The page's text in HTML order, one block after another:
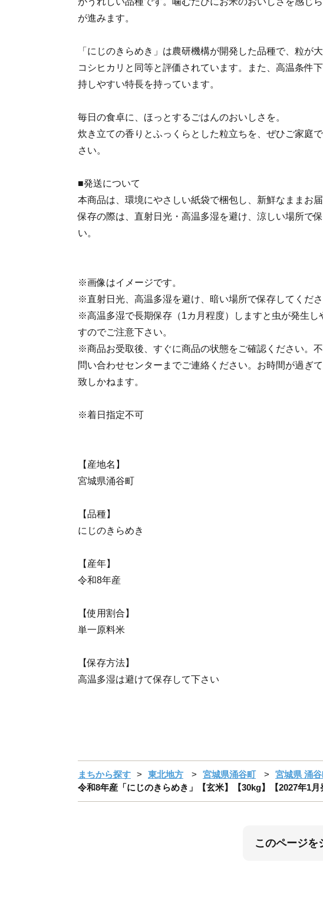
が進みます。
「にじのきらめき」は農研機構が開発した品種で、粒が
コシヒカリと同等と評価されています。また、高温条件
持しやすい特長を持っています。
毎日の食卓に、ほっとするごはんのおいしさを。
炊き立ての香りとふっくらとした粒立ちを、ぜひご家庭
さい。
■発送について
本商品は、環境にやさしい紙袋で梱包し、新鮮なままお届
保存の際は、直射日光・高温多湿を避け、涼しい場所で
い。
※画像はイメージです。
※直射日光、高温多湿を避け、暗い場所で保存してくださ
※高温多湿で長期保存（1カ月程度）しますと虫が発生し
すのでご注意下さい。
※商品お受取後、すぐに商品の状態をご確認ください。
問い合わせセンターまでご連絡ください。お時間が過ぎ
致しかねます。
※着日指定不可
【産地名】
宮城県涌谷町
【品種】
にじのきらめき
【産年】
令和8年産
【使用割合】
単一原料米
【保存方法】
高温多湿は避けて保存して下さい
まちから探す 東北地方 宮城県涌谷町
宮城県 涌
令和8年産「にじのきらめき」【玄米】【30kg】【2027年1
このページを